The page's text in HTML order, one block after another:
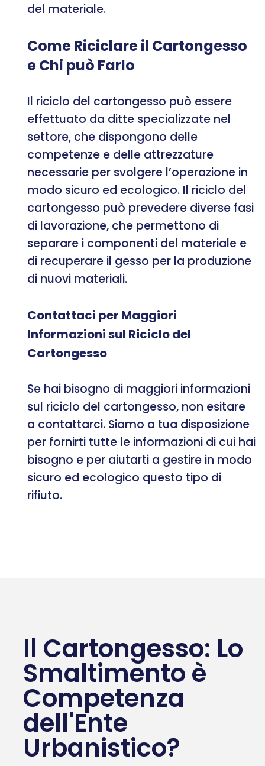
del materiale.
Come Riciclare il Cartongesso
e Chi può Farlo
Il riciclo del cartongesso può essere
effettuato da ditte specializzate nel
settore, che dispongono delle
competenze e delle attrezzature
necessarie per svolgere l’operazione in
modo sicuro ed ecologico. Il riciclo del
cartongesso può prevedere diverse fasi
di lavorazione, che permettono di
separare i componenti del materiale e
di recuperare il gesso per la produzione
di nuovi materiali.
Contattaci per Maggiori
Informazioni sul Riciclo del
Cartongesso
Se hai bisogno di maggiori informazioni
sul riciclo del cartongesso, non esitare
a contattarci. Siamo a tua disposizione
per fornirti tutte le informazioni di cui hai
bisogno e per aiutarti a gestire in modo
sicuro ed ecologico questo tipo di
rifiuto.
Il Cartongesso: Lo
Smaltimento è
Competenza
dell'Ente
Urbanistico?